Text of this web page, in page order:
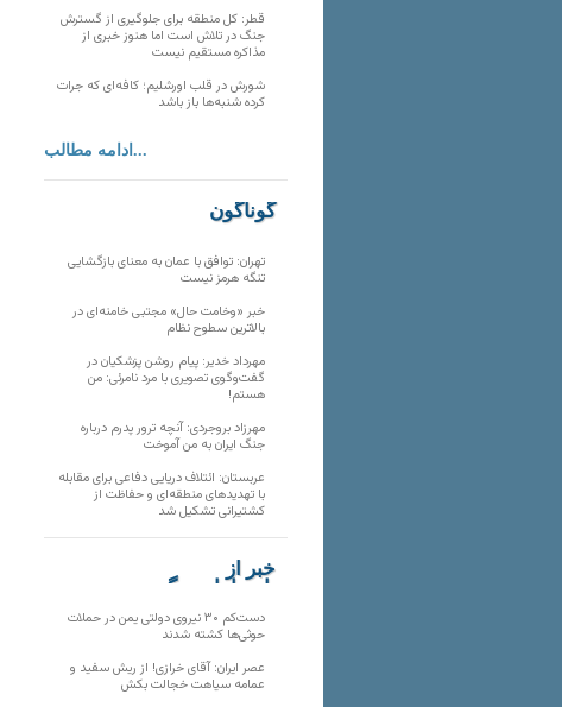
قطر: کل منطقه برای جلوگیری از گسترش
جنگ در تلاش است اما هنوز خبری از
مذاکره مستقیم نیست
شورش در قلب اورشلیم؛ کافه‌ای که جرات
کرده شنبه‌ها باز باشد
ادامه مطالب...
گوناگون
تهران: توافق با عمان به معنای بازگشایی
تنگه هرمز نیست
خبر «وخامت حال» مجتبی خامنه‌ای در
بالاترین سطوح نظام
مهرداد خدیر: پیام روشن پزشکیان در
گفت‌و‌گوی تصویری با مرد نامرئی: من
هستم!
مهرزاد بروجردی: آنچه ترور پدرم درباره
جنگ ایران به من آموخت
عربستان: ائتلاف دریایی دفاعی برای مقابله
با تهدیدهای منطقه‌ای و حفاظت از
کشتیرانی تشکیل شد
خبر از
تارنماهای دیگر
دست‌کم ۳۰ نیروی دولتی یمن در حملات
حوثی‌ها کشته شدند
عصر ایران: آقای خرازی! از ریش سفید و
عمامه سیاهت خجالت بکش